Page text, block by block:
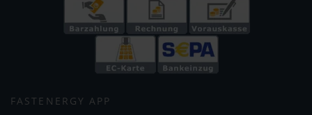
FASTENERGY APP